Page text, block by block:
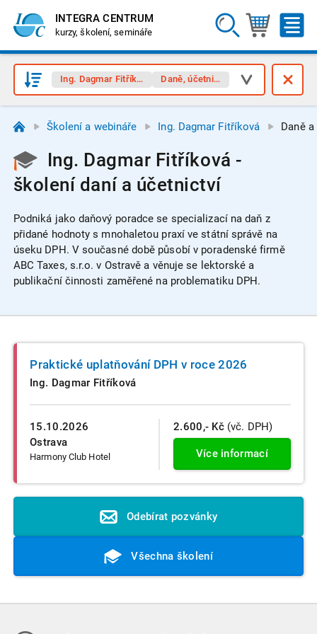
INTEGRA CENTRUM
kurzy, školení, semináře
Ing. Dagmar Fitříková Daně, účetnictví
Školení a webináře Ing. Dagmar Fitříková Daně
Ing. Dagmar Fitříková -
školení daní a účetnictví
Podniká jako daňový poradce se specializací na daň z
přidané hodnoty s mnohaletou praxí ve státní správě na
úseku DPH. V současné době působí v poradenské firmě
ABC Taxes, s.r.o. v Ostravě a věnuje se lektorské a
publikační činnosti zaměřené na problematiku DPH.
15.10.2026
Ostrava
Harmony Club Hotel
Praktické uplatňování DPH v roce 2026
Ing. Dagmar Fitříková
2.600,- Kč (vč. DPH)
Více informací
Odebírat pozvánky
Všechna školení